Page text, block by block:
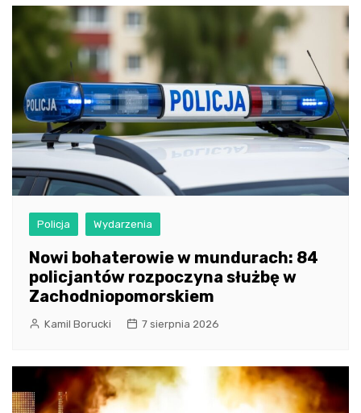
Policja Wydarzenia
Nowi bohaterowie w mundurach: 84
policjantów rozpoczyna służbę w
Zachodniopomorskiem
Kamil Borucki 7 sierpnia 2026